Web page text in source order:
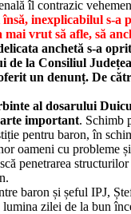
îl contrazic
inexplicabilul s-a
vrut să afle, să
anchetă s-a
de la Consiliul
un denunț. De
al dosarului
important. Schimb
pentru baron, în
oameni cu probleme
penetrarea
baron și șeful IPJ,
zilei de la bun